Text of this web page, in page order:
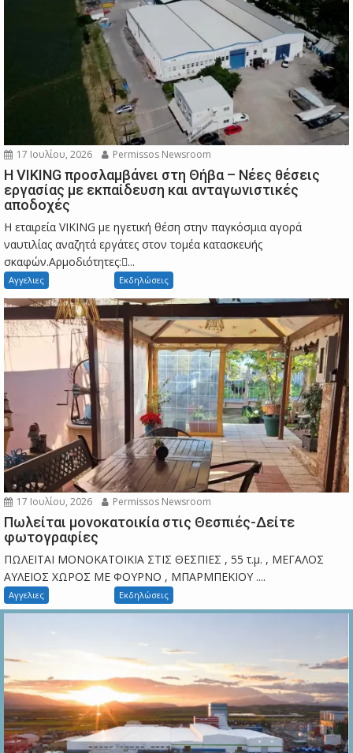
17 Ιουλίου, 2026 Permissos Newsroom
Η VIKING προσλαμβάνει στη Θήβα – Νέες θέσεις
εργασίας με εκπαίδευση και ανταγωνιστικές
αποδοχές
Η εταιρεία VIKING με ηγετική θέση στην παγκόσμια αγορά
ναυτιλίας αναζητά εργάτες στον τομέα κατασκευής
σκαφών.Αρμοδιότητες:...
Αγγελιες Εκδηλώσεις
17 Ιουλίου, 2026 Permissos Newsroom
Πωλείται μονοκατοικία στις Θεσπιές-Δείτε
φωτογραφίες
ΠΩΛΕΙΤΑΙ ΜΟΝΟΚΑΤΟΙΚΙΑ ΣΤΙΣ ΘΕΣΠΙΕΣ , 55 τ.μ. , ΜΕΓΑΛΟΣ
ΑΥΛΕΙΟΣ ΧΩΡΟΣ ΜΕ ΦΟΥΡΝΟ , ΜΠΑΡΜΠΕΚΙΟΥ ....
Αγγελιες Εκδηλώσεις